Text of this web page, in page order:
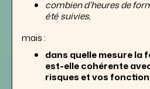
combien d’heures de
été suivies,
mais :
dans quelle mesure la
est-elle cohérente
risques et vos